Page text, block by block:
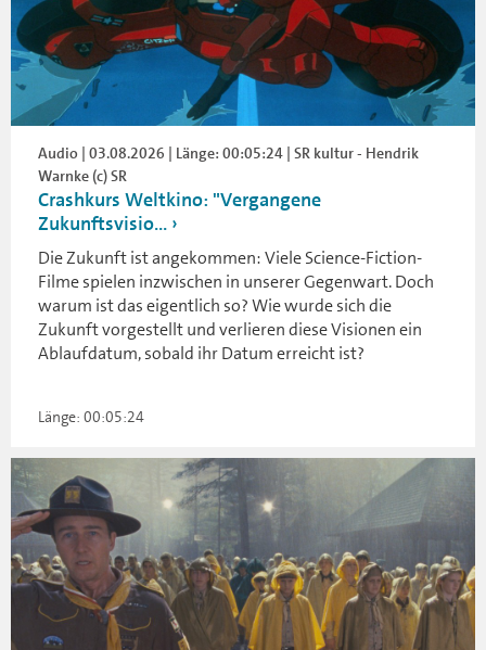
Audio | 03.08.2026 | Länge: 00:05:24 | SR kultur - Hendrik
Warnke (c) SR
Crashkurs Weltkino: "Vergangene
Zukunftsvisio...
Die Zukunft ist angekommen: Viele Science-Fiction-
Filme spielen inzwischen in unserer Gegenwart. Doch
warum ist das eigentlich so? Wie wurde sich die
Zukunft vorgestellt und verlieren diese Visionen ein
Ablaufdatum, sobald ihr Datum erreicht ist?
Länge: 00:05:24